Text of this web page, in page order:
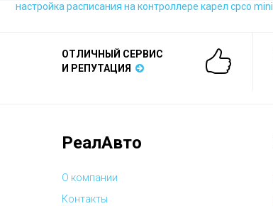
настройка расписания на контроллере карел cpco mini
ОТЛИЧНЫЙ СЕРВИС
И РЕПУТАЦИЯ
РеалАвто
О компании
Контакты